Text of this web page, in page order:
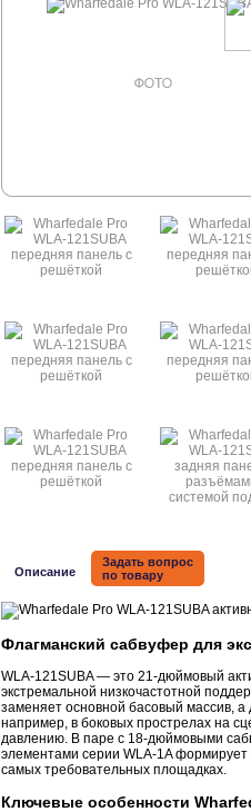
Описание
Задать вопрос
по товару
Флагманский сабвуфер для
WLA-121SUBA — это 21-дюймовый
экстремальной низкочастотной
заменяет основной басовый массив,
например, в боковых прострелах на
давлению. В паре с 18-дюймовыми
элементами серии WLA-1A
самых требовательных площадках.
Ключевые особенности